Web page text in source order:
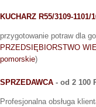
KUCHARZ R55/3109-1101/
przygotowanie potraw dla
PRZEDSIĘBIORSTWO
pomorskie)
SPRZEDAWCA - od 2 100
Profesjonalna obsługa